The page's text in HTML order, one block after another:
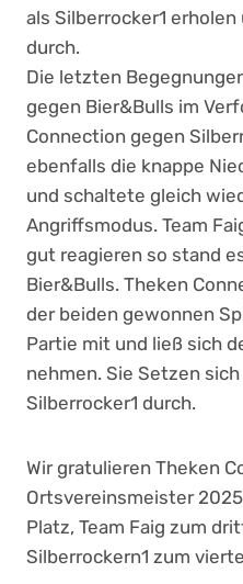
als Silberrocker1
durch.
Die letzten
gegen Bier&Bulls im
Connection gegen
ebenfalls die knappe
und schaltete gleich
Angriffsmodus. Team
gut reagieren so stand
Bier&Bulls. Theken
der beiden gewonnen
Partie mit und ließ sich
nehmen. Sie Setzen
Silberrocker1 durch.
Wir gratulieren Theken
Ortsvereinsmeister
Platz, Team Faig zum
Silberrockern1 zum